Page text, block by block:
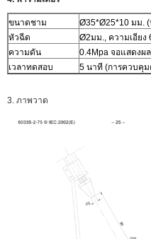
ขนาดชาม
Ø35*Ø25*10 มม.
หัวฉีด
Ø2มม., ความเอียง
ความดัน
0.4Mpa จอแสดงผ
เวลาทดสอบ
5 นาที (การควบคุม
3. ภาพวาด